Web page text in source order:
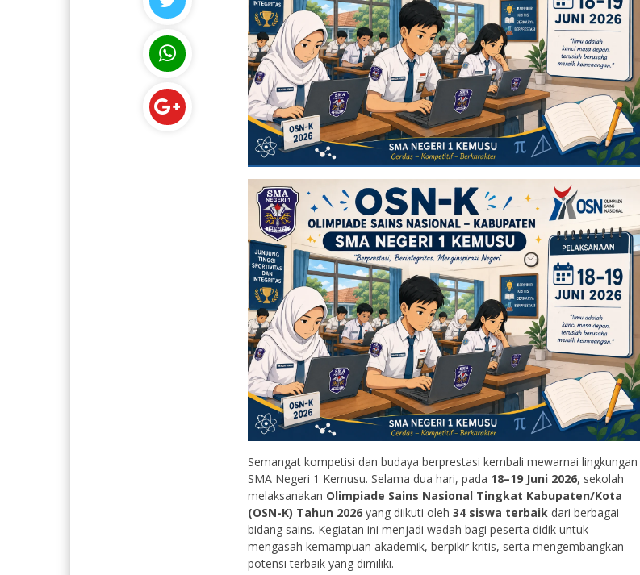
Semangat kompetisi dan budaya berprestasi kembali mewarnai lingkungan
SMA Negeri 1 Kemusu. Selama dua hari, pada 18–19 Juni 2026, sekolah
melaksanakan Olimpiade Sains Nasional Tingkat Kabupaten/Kota
(OSN-K) Tahun 2026 yang diikuti oleh 34 siswa terbaik dari berbagai
bidang sains. Kegiatan ini menjadi wadah bagi peserta didik untuk
mengasah kemampuan akademik, berpikir kritis, serta mengembangkan
potensi terbaik yang dimiliki.